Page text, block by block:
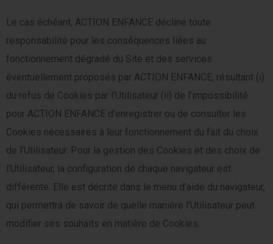
Le cas échéant, ACTION ENFANCE décline toute
responsabilité pour les conséquences liées au
fonctionnement dégradé du Site et des services
éventuellement proposés par ACTION ENFANCE, résultant (i)
du refus de Cookies par l’Utilisateur (ii) de l’impossibilité
pour ACTION ENFANCE d’enregistrer ou de consulter les
Cookies nécessaires à leur fonctionnement du fait du choix
de l’Utilisateur. Pour la gestion des Cookies et des choix de
l’Utilisateur, la configuration de chaque navigateur est
différente. Elle est décrite dans le menu d’aide du navigateur,
qui permettra de savoir de quelle manière l’Utilisateur peut
modifier ses souhaits en matière de Cookies.